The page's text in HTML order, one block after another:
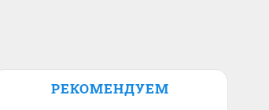
РЕКОМЕНДУЕМ